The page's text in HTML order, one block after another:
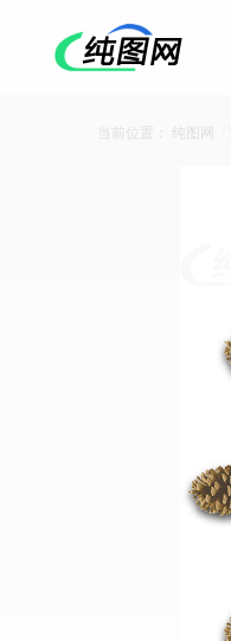
当前位置： 纯图网